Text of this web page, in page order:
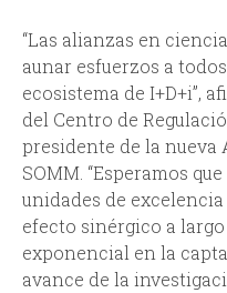
“Las alianzas en
aunar esfuerzos a
ecosistema de I+D+i”,
del Centro de
presidente de la nueva
SOMM. “Esperamos
unidades de
efecto sinérgico a
exponencial en la
avance de la